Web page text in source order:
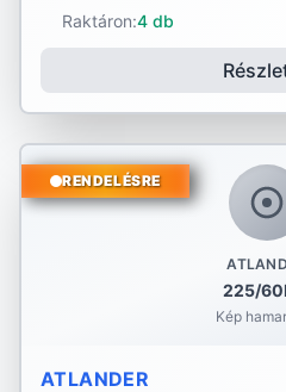
Raktáron:4 db
225/
Kép
RENDELÉSRE
ATLANDER